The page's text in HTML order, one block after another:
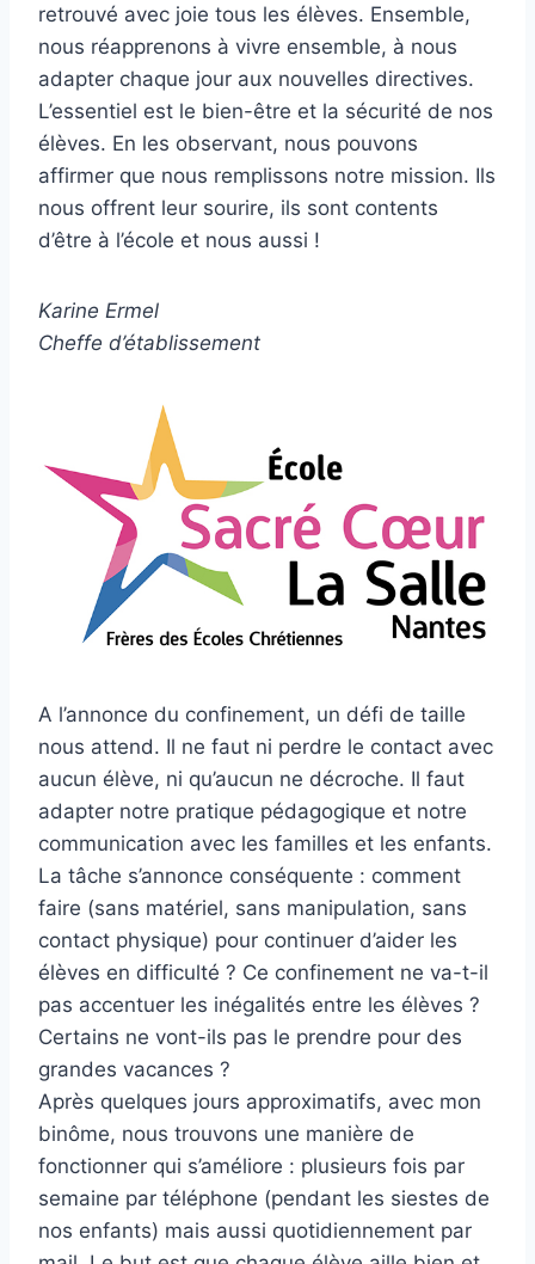
retrouvé avec joie tous les élèves. Ensemble,
nous réapprenons à vivre ensemble, à nous
adapter chaque jour aux nouvelles directives.
L’essentiel est le bien-être et la sécurité de nos
élèves. En les observant, nous pouvons
affirmer que nous remplissons notre mission. Ils
nous offrent leur sourire, ils sont contents
d’être à l’école et nous aussi !
Karine Ermel
Cheffe d’établissement
A l’annonce du confinement, un défi de taille
nous attend. Il ne faut ni perdre le contact avec
aucun élève, ni qu’aucun ne décroche. Il faut
adapter notre pratique pédagogique et notre
communication avec les familles et les enfants.
La tâche s’annonce conséquente : comment
faire (sans matériel, sans manipulation, sans
contact physique) pour continuer d’aider les
élèves en difficulté ? Ce confinement ne va-t-il
pas accentuer les inégalités entre les élèves ?
Certains ne vont-ils pas le prendre pour des
grandes vacances ?
Après quelques jours approximatifs, avec mon
binôme, nous trouvons une manière de
fonctionner qui s’améliore : plusieurs fois par
semaine par téléphone (pendant les siestes de
nos enfants) mais aussi quotidiennement par